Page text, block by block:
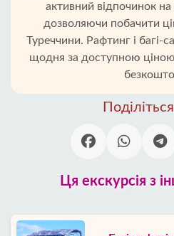
активний відпочинок на
дозволяючи побачити
Туреччини. Рафтинг і багі-
щодня за доступною
Ця екскурсія з